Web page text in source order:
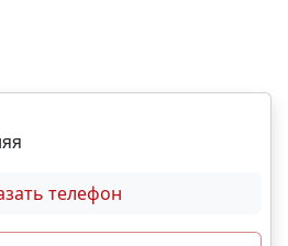
🅿 Собственный
и инфраструктура:
– 2 часа. 🏖 Море и
города – 30 мин. 🌁
Выгодные условия
рассрочка от
военная,IT- ипотека; •
• Дистанционная покупка. 📞
телефон